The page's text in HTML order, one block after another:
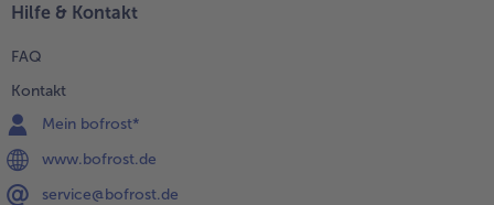
Hilfe & Kontakt
FAQ
Kontakt
Mein bofrost*
www.bofrost.de
service@bofrost.de